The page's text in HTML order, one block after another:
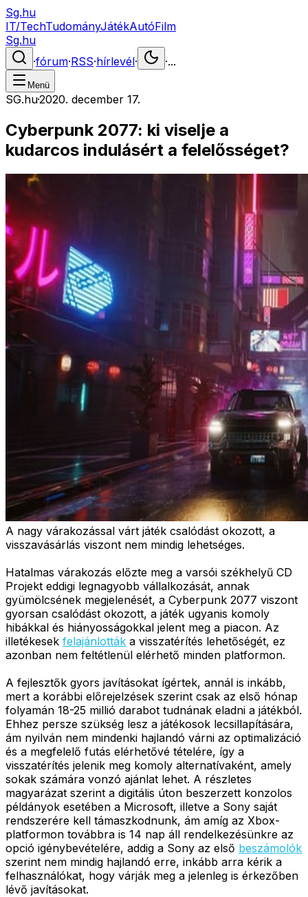
Sg.hu
IT/TechTudományJátékAutóFilm
Sg.hu
·fórum·RSS·hírlevél· ·...
Menü
SG.hu·2020. december 17.
Cyberpunk 2077: ki viselje a
kudarcos indulásért a felelősséget?
A nagy várakozással várt játék csalódást okozott, a
visszavásárlás viszont nem mindig lehetséges.
Hatalmas várakozás előzte meg a varsói székhelyű CD
Projekt eddigi legnagyobb vállalkozását, annak
gyümölcsének megjelenését, a Cyberpunk 2077 viszont
gyorsan csalódást okozott, a játék ugyanis komoly
hibákkal és hiányosságokkal jelent meg a piacon. Az
illetékesek felajánlották a visszatérítés lehetőségét, ez
azonban nem feltétlenül elérhető minden platformon.
A fejlesztők gyors javításokat ígértek, annál is inkább,
mert a korábbi előrejelzések szerint csak az első hónap
folyamán 18-25 millió darabot tudnának eladni a játékból.
Ehhez persze szükség lesz a játékosok lecsillapítására,
ám nyilván nem mindenki hajlandó várni az optimalizáció
és a megfelelő futás elérhetővé tételére, így a
visszatérítés jelenik meg komoly alternatívaként, amely
sokak számára vonzó ajánlat lehet. A részletes
magyarázat szerint a digitális úton beszerzett konzolos
példányok esetében a Microsoft, illetve a Sony saját
rendszerére kell támaszkodnunk, ám amíg az Xbox-
platformon továbbra is 14 nap áll rendelkezésünkre az
opció igénybevételére, addig a Sony az első beszámolók
szerint nem mindig hajlandó erre, inkább arra kérik a
felhasználókat, hogy várják meg a jelenleg is érkezőben
lévő javításokat.